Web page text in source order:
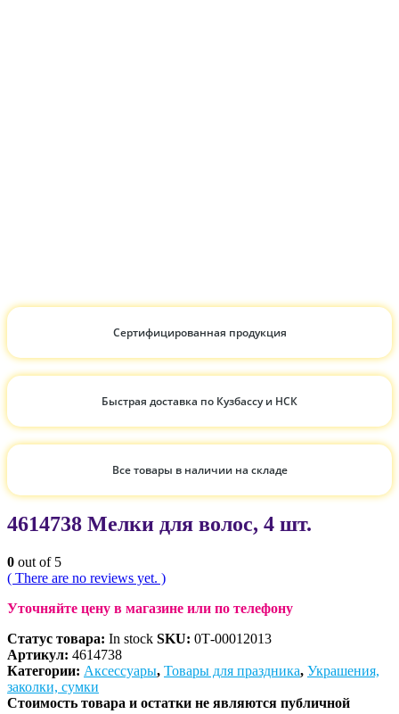
Сертифицированная продукция
Быстрая доставка по Кузбассу и НСК
Все товары в наличии на складе
4614738 Мелки для волос, 4 шт.
0 out of 5
( There are no reviews yet. )
Уточняйте цену в магазине или по телефону
Статус товара: In stock SKU: 0Т-00012013
Артикул: 4614738
Категории: Аксессуары, Товары для праздника, Украшения,
заколки, сумки
Стоимость товара и остатки не являются публичной